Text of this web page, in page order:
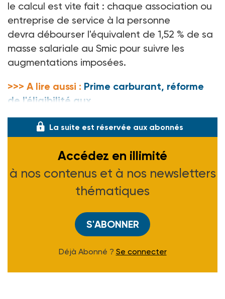
le calcul est vite fait : chaque association ou
entreprise de service à la personne
devra débourser l'équivalent de 1,52 % de sa
masse salariale au Smic pour suivre les
augmentations imposées.
>>> A lire aussi : Prime carburant, réforme
de l'éligibilité aux
La suite est réservée aux abonnés
Accédez en illimité
à nos contenus et à nos newsletters
thématiques
S'ABONNER
Déjà Abonné ? Se connecter